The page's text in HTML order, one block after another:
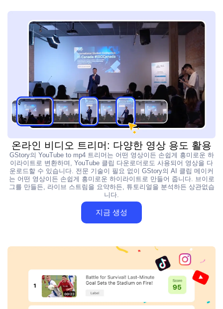
온라인 비디오 트리머: 다양한 영상 용도 활용
GStory의 YouTube to mp4 트리머는 어떤 영상이든 손쉽게 흥미로운 하
이라이트로 변환하며, YouTube 클립 다운로더로도 사용되어 영상을 다
운로드할 수 있습니다. 전문 기술이 필요 없이 GStory의 AI 클립 메이커
는 어떤 영상이든 손쉽게 흥미로운 하이라이트로 만들어 줍니다. 브이로
그를 만들든, 라이브 스트림을 요약하든, 튜토리얼을 분석하든 상관없습
니다.
지금 생성